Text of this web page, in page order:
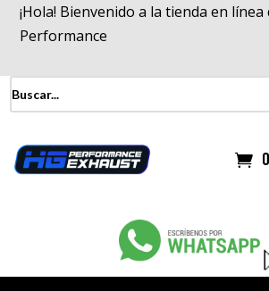
¡Hola! Bienvenido a la tienda en línea
Performance